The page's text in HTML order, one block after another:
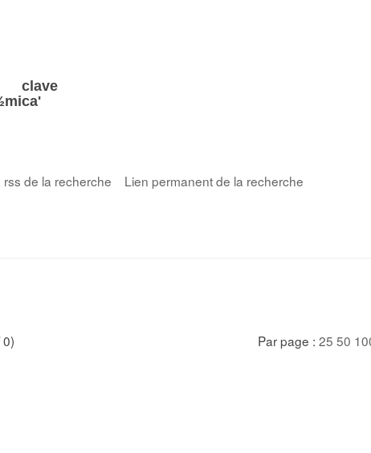
de la recherche Lien permanent de la recherche
0) Par page : 25 50